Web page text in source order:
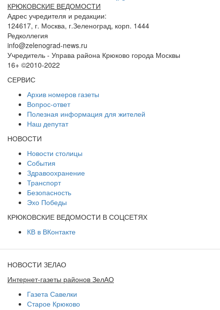
КРЮКОВСКИЕ ВЕДОМОСТИ
Адрес учредителя и редакции:
124617, г. Москва, г.Зеленоград, корп. 1444
Редколлегия
info@zelenograd-news.ru
Учредитель - Управа района Крюково города Москвы
16+ ©2010-2022
СЕРВИС
Архив номеров газеты
Вопрос-ответ
Полезная информация для жителей
Наш депутат
НОВОСТИ
Новости столицы
События
Здравоохранение
Транспорт
Безопасность
Эхо Победы
КРЮКОВСКИЕ ВЕДОМОСТИ В СОЦСЕТЯХ
КВ в ВКонтакте
НОВОСТИ ЗЕЛАО
Интернет-газеты районов ЗелАО
Газета Савелки
Старое Крюково